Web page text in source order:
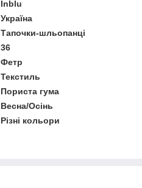
Inblu
Україна
Тапочки-шльопанці
36
Фетр
Текстиль
Пориста гума
Весна/Осінь
Різні кольори